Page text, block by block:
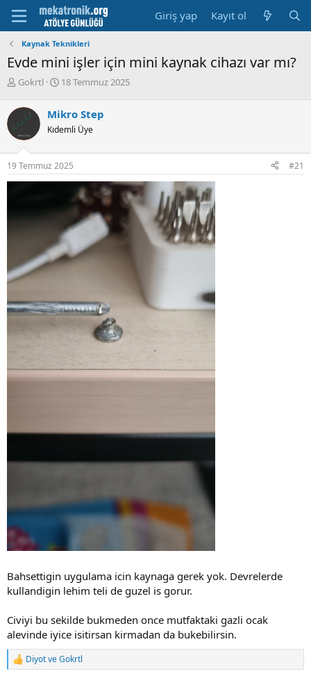
Giriş yap Kayıt ol
Kaynak Teknikleri
Evde mini işler için mini kaynak cihazı var mı?
K
n
u
y
u
b
a
ş
t
Gokrtl
B
l
a
a
t
a
i
18 Temmuz 2025
Mikro Step
Kıdemli Üye
19 Temmuz 2025 #21
Bahsettigin uygulama icin kaynaga gerek yok. Devrelerde
kullandigin lehim teli de guzel is gorur.
Civiyi bu sekilde bukmeden once mutfaktaki gazli ocak
alevinde iyice isitirsan kirmadan da bukebilirsin.
R
DiyotveGokrtl